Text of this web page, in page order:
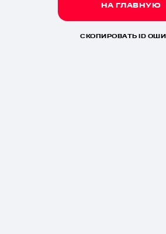
НА ГЛАВНУЮ
СКОПИРОВАТЬ ID